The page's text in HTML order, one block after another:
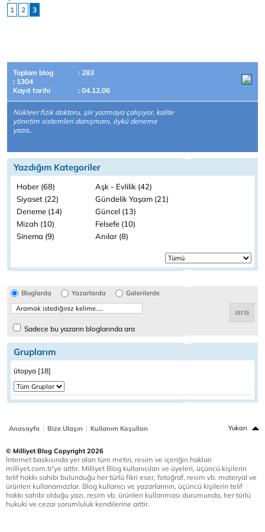
1
2 3
Toplam blog
: 283
: 1304
Kayıt tarihi
: 04.12.06
Nükleer fizik doktoru, şiir yazmaya çalışıyor, kalite
yönetim sistemleri danışmanı, öykü deneme
yaza..
Yazdığım Kategoriler
Haber (68)
Aşk - Evlilik (42)
Siyaset (22)
Gündelik Yaşam (21)
Deneme (14)
Güncel (13)
Mizah (10)
Felsefe (10)
Sinema (9)
Anılar (8)
Bloglarda Yazarlarda Galerilerde
Sadece bu yazarın bloglarında ara
Gruplarım
ütopya [18]
Anasayfa | Bize Ulaşın | Kullanım Koşulları Yukarı
© Milliyet Blog Copyright 2026
İnternet baskısında yer alan tüm metin, resim ve içeriğin hakları
milliyet.com.tr'ye aittir. Milliyet Blog kullanıcıları ve üyeleri, üçüncü kişilerin
telif hakkı sahibi bulunduğu her türlü fikri eser, fotoğraf, resim vb. materyal ve
ürünleri kullanamazlar. Blog kullanıcı ve yazarlarının, üçüncü kişilerin telif
hakkı sahibi olduğu yazı, resim vb. ürünleri kullanması durumunda, her türlü
hukuki ve cezai sorumluluk kendilerine aittir.